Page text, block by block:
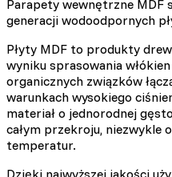
Parapety wewnętrzne MDF
generacji wodoodpornych
Płyty MDF to produkty
wyniku sprasowania
organicznych związków
warunkach wysokiego
materiał o jednorodnej
całym przekroju, niezwykle
temperatur.
Dzięki najwyższej jakości